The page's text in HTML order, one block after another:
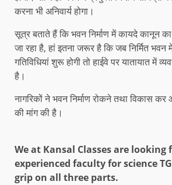
करना भी अनिवार्य होगा।
सूत्र बताते हैं कि भवन निर्माण में कायदे कानून
जा रहा है, हां इतना जरूर है कि जब निर्मित भवन
गतिविधियां शुरू होगी तो हाईवे पर यातायात में
है।
नागरिकों ने भवन निर्माण रोकने तथा विकास
की मांग की है।
We at Kansal Classes are looking
experienced faculty for science
grip on all three parts.